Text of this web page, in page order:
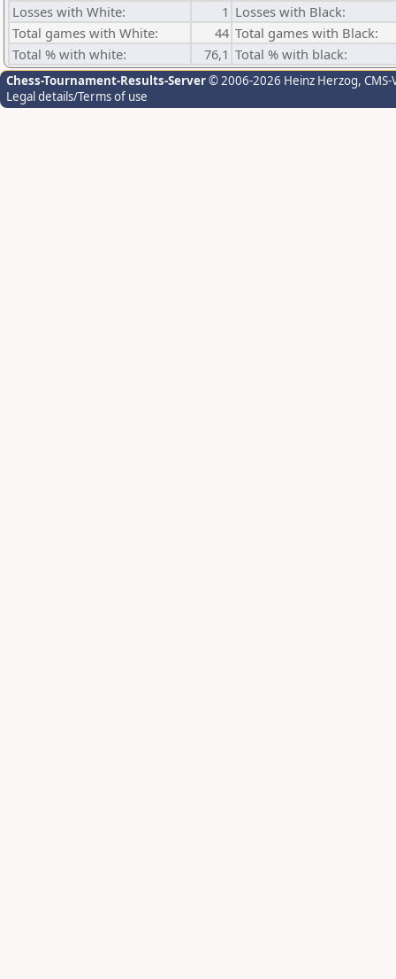
Losses with White:
1 Losses with Black:
Total games with White:
44 Total games with Black:
Total % with white:
76,1 Total % with black:
Chess-Tournament-Results-Server© 2006-2026 Heinz Herzog,
Legal details/Terms of use